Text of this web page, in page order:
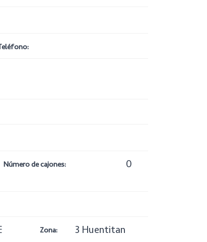
Número de cajones: 0
Zona: 3 Huentitan